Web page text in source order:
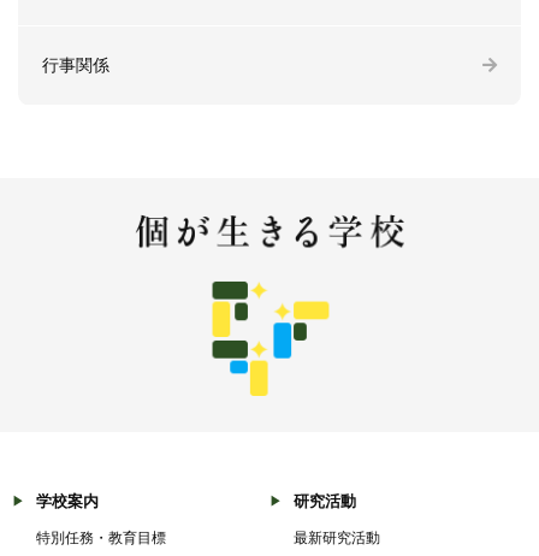
行事関係
学校案内
特別任務・教育目標
研究活動
最新研究活動